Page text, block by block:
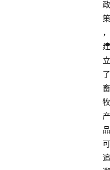
政
策
，
建
立
了
畜
牧
产
品
可
追